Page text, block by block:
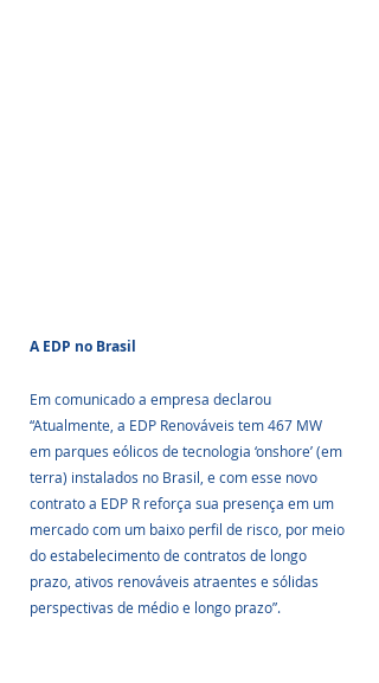
A EDP no Brasil
Em comunicado a empresa declarou
“Atualmente, a EDP Renováveis tem 467 MW
em parques eólicos de tecnologia ‘onshore’ (em
terra) instalados no Brasil, e com esse novo
contrato a EDP R reforça sua presença em um
mercado com um baixo perfil de risco, por meio
do estabelecimento de contratos de longo
prazo, ativos renováveis atraentes e sólidas
perspectivas de médio e longo prazo”.